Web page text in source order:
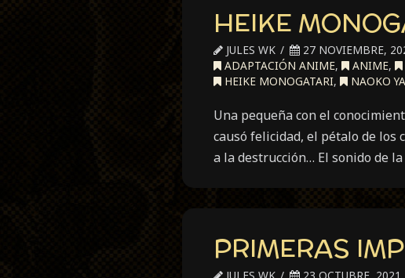
HEIKE
JULES WK
27 NOVIEMBRE,
ADAPTACIÓN ANIME, ANIME,
HEIKE MONOGATARI, NAOKO
Una pequeña con el
causó felicidad, el pétalo de los
a la destrucción… El sonido de
PRIMERAS
JULES WK 23 OCTUBRE, 2021